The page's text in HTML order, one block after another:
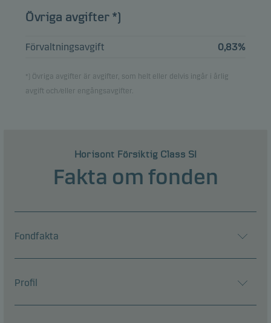
Visa hela listan
Vänligen observera att samtliga innehav är fördröjda med 1 månad.
Övriga avgifter *)
Förvaltningsavgift 0,83%
*) Övriga avgifter är avgifter, som helt eller delvis ingår i årlig
avgift och/eller engångsavgifter.
Horisont Försiktig Class SI
Fakta om fonden
Fondfakta
Profil